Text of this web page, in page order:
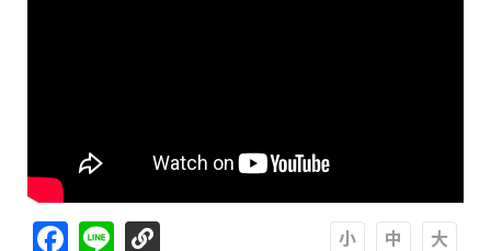
Facebook
Line